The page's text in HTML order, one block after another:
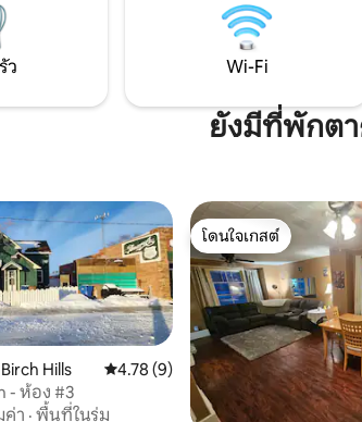
Griddle/Grill
ใหม่ที่เพิ่งเพิ่มเข้ามา
ว Wi-Fi
ยังมีที่พักตา
Hills คะแนนเฉลี่ย 4.78 จาก 5, 9 รีวิว
4.78 (9)
- ห้อง #3
ค่า · พื้นที่ในร่ม
โดนใจเกสต์
โดนใจเกสต์